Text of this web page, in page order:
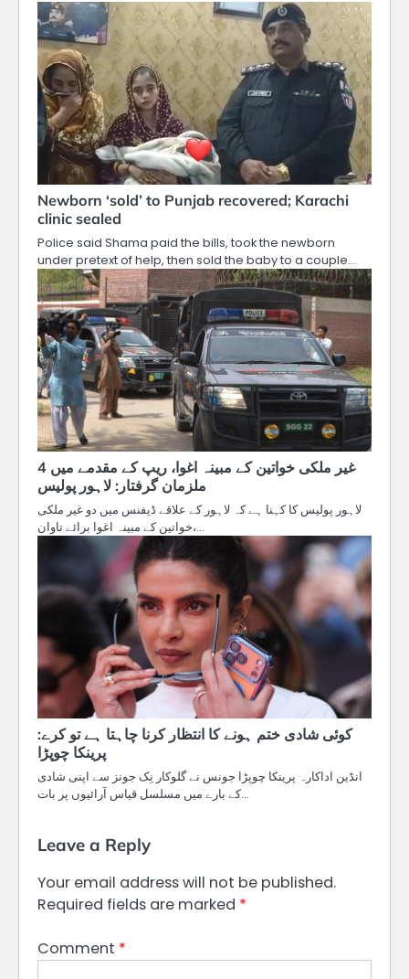
Newborn ‘sold’ to Punjab recovered; Karachi
clinic sealed
Police said Shama paid the bills, took the newborn
under pretext of help, then sold the baby to a couple…
غیر ملکی خواتین کے مبینہ اغوا، ریپ کے مقدمے میں 4
ملزمان گرفتار: لاہور پولیس
لاہور پولیس کا کہنا ہے کہ لاہور کے علاقے ڈیفنس میں دو غیر ملکی
خواتین کے مبینہ اغوا برائے تاوان،…
کوئی شادی ختم ہونے کا انتظار کرنا چاہتا ہے تو کرے:
پرینکا چوپڑا
انڈین اداکارہ پرینکا چوپڑا جونس نے گلوکار نِک جونز سے اپنی شادی
کے بارے میں مسلسل قیاس آرائیوں پر بات…
Leave a Reply
Your email address will not be published.
Required fields are marked *
Comment *